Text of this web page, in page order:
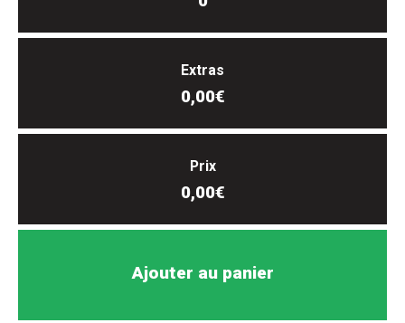
Extras
0,00€
Prix
0,00€
Ajouter au panier